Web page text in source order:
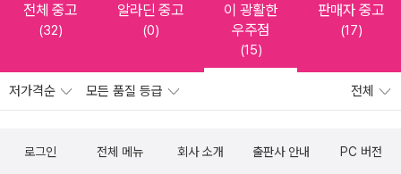
전체 중고
(32)
알라딘 중고
(0)
이 광활한
우주점
(15)
판매자 중고
(17)
저가격순 모든 품질 등급 전체
로그인 전체 메뉴 회사 소개 출판사 안내 PC 버전